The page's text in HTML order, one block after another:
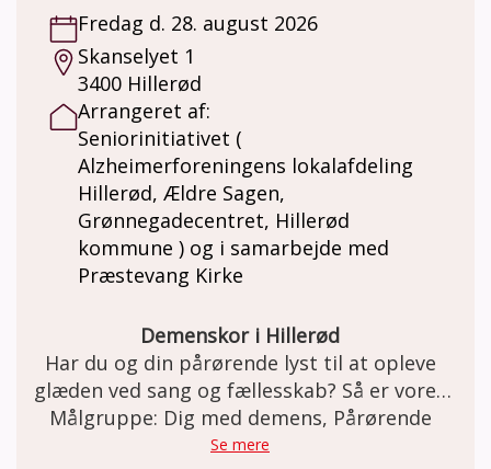
Alzheimerforeningens pårørendegruppe-
koncept: • Små, trygge grupper for støtte
og erfaringsdeling. • Grupper ledes af
uddannede frivillige. • Fokus på støtte,
mestring og anerkendelse. • Et frirum til
både det svære, drømmene, følelserne og
det håbefulde. Formålet: • Mindske isolation
og skabe fællesskab. • Dele viden, strategier
og erfaringer. • Øge egenomsorg og mental
trivsel. Gruppen tilbyder viden, støtte og
Lewy Body demens Kontakt
kathrinedavidsen1@gmail.com
Fredag d. 28. august 2026
Skanselyet 1
3400 Hillerød
Arrangeret af:
Seniorinitiativet (
Alzheimerforeningens lokalafdeling
Hillerød, Ældre Sagen,
Grønnegadecentret, Hillerød
kommune ) og i samarbejde med
Præstevang Kirke
Demenskor i Hillerød
Har du og din pårørende lyst til at opleve
glæden ved sang og fællesskab? Så er vores
demenskor måske lige noget for jer! Koret
er for personer med let til moderat demens
Målgruppe: Dig med demens, Pårørende
Se mere